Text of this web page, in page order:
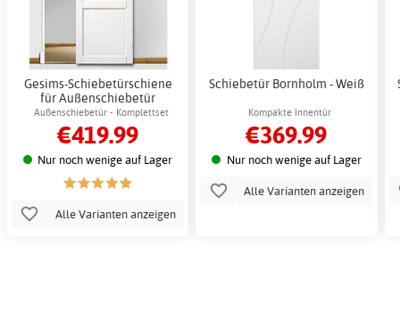
Gesims-Schiebetürschiene
für Außenschiebetür
Außenschiebetür - Komplettset
€419.99
Nur noch wenige auf Lager
Alle Varianten anzeigen
Schiebetür Bornholm - Weiß
Kompakte Innentür
€369.99
Nur noch wenige auf Lager
Alle Varianten anzeigen